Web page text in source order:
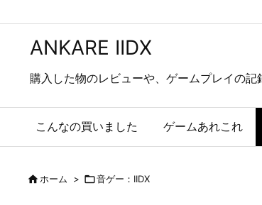
ANKARE IIDX
購入した物のレビューや、ゲームプレイの記
こんなの買いました ゲームあれこれ
ホーム > 音ゲー：IIDX